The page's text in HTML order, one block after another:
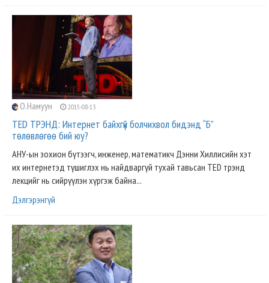
О.Намуун 2015-08-13
TED ТРЭНД: Интернет байхгүй болчихвол бидэнд “Б”
төлөвлөгөө бий юу?
АНУ-ын зохион бүтээгч, инженер, математикч Дэнни Хиллисийн хэт
их интернетэд түшиглэх нь найдваргүй тухай тавьсан TED трэнд
лекцийг нь сийрүүлэн хүргэж байна...
Дэлгэрэнгүй